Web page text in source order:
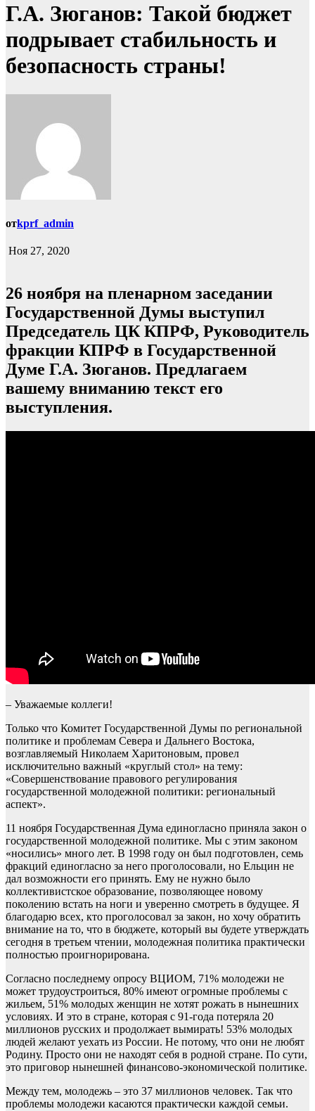
Г.А. Зюганов: Такой бюджет
подрывает стабильность и
безопасность страны!
отkprf_admin
Ноя 27, 2020
26 ноября на пленарном заседании
Государственной Думы выступил
Председатель ЦК КПРФ, Руководитель
фракции КПРФ в Государственной
Думе Г.А. Зюганов. Предлагаем
вашему вниманию текст его
выступления.
– Уважаемые коллеги!
Только что Комитет Государственной Думы по региональной
политике и проблемам Севера и Дальнего Востока,
возглавляемый Николаем Харитоновым, провел
исключительно важный «круглый стол» на тему:
«Совершенствование правового регулирования
государственной молодежной политики: региональный
аспект».
11 ноября Государственная Дума единогласно приняла закон о
государственной молодежной политике. Мы с этим законом
«носились» много лет. В 1998 году он был подготовлен, семь
фракций единогласно за него проголосовали, но Ельцин не
дал возможности его принять. Ему не нужно было
коллективистское образование, позволяющее новому
поколению встать на ноги и уверенно смотреть в будущее. Я
благодарю всех, кто проголосовал за закон, но хочу обратить
внимание на то, что в бюджете, который вы будете утверждать
сегодня в третьем чтении, молодежная политика практически
полностью проигнорирована.
Согласно последнему опросу ВЦИОМ, 71% молодежи не
может трудоустроиться, 80% имеют огромные проблемы с
жильем, 51% молодых женщин не хотят рожать в нынешних
условиях. И это в стране, которая с 91-года потеряла 20
миллионов русских и продолжает вымирать! 53% молодых
людей желают уехать из России. Не потому, что они не любят
Родину. Просто они не находят себя в родной стране. По сути,
это приговор нынешней финансово-экономической политике.
Между тем, молодежь – это 37 миллионов человек. Так что
проблемы молодежи касаются практически каждой семьи.